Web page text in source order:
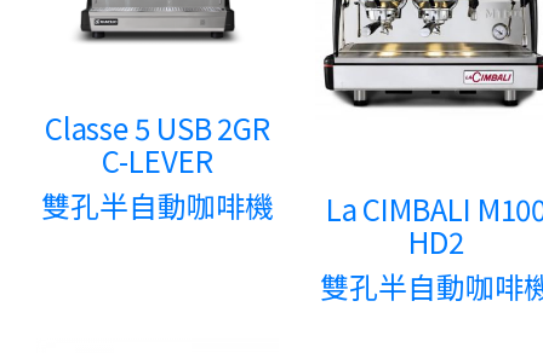
Classe 5 USB 2GR
C-LEVER
雙孔半自動咖啡機
La CIMBALI
HD2
雙孔半自動咖啡